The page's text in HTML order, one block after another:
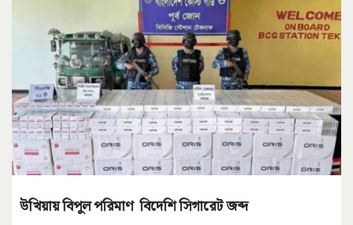
উখিয়ায় বিপুল পরিমাণ বিদেশি সিগারেট জব্দ